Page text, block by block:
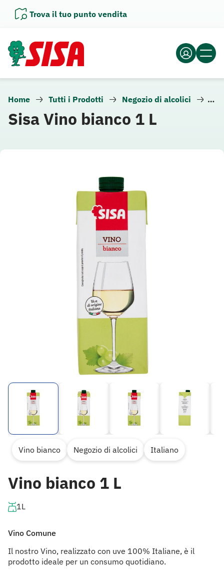
Trova il tuo punto vendita
Home Tutti i Prodotti Negozio di alcolici
Sisa Vino bianco 1 L
Vino bianco Negozio di alcolici Italiano
Vino bianco 1 L
1L
Vino Comune
Il nostro Vino, realizzato con uve 100% Italiane, è il
prodotto ideale per un consumo quotidiano.